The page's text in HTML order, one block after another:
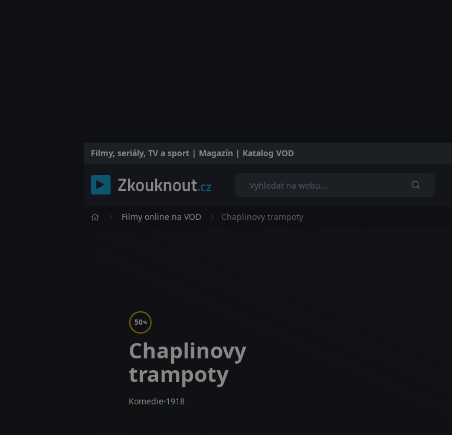
Filmy, seriály, TV a sport | Magazín | Katalog VOD
Filmy online na VOD Chaplinovy trampoty
50%
Chaplinovy
trampoty
Komedie 1918